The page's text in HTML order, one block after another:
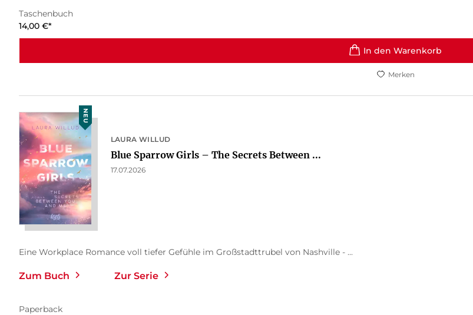
Taschenbuch
14,00 €*
In den Warenkorb
Merken
NEU
LAURA WILLUD
Blue Sparrow Girls – The Secrets Between ...
17.07.2026
Eine Workplace Romance voll tiefer Gefühle im Großstadttrubel von Nashville - ...
Zum Buch Zur Serie
Paperback